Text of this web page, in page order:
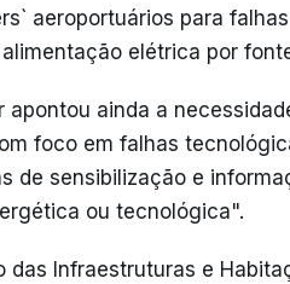
aeroportuários para
elétrica por
apontou ainda a
foco em falhas
de sensibilização e
ou tecnológica".
das Infraestruturas e